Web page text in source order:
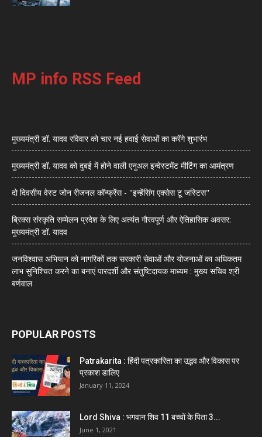
MP info RSS Feed
मुख्यमंत्री डॉ. यादव रविवार को चार नई हवाई सेवाओं का करेंगे शुभारंभ
मुख्यमंत्री डॉ. यादव को दुबई में होने वाली एनुअल इन्वेस्टमेंट मीटिंग का आमंत्रण
दो दिवसीय वेस्ट जोन रीजनल कॉन्फ्रेंस - "इन्हेंसिंग एक्सेस टू जस्टिस"
ब्रिक्स संस्कृति सम्मेलन प्रदेश के लिए अत्यंत गौरवपूर्ण और ऐतिहासिक अवसर:
मुख्यमंत्री डॉ. यादव
जनविश्वास अभियान को नागरिकों तक सरकारी सेवाओं और योजनाओं का अधिकतम
लाभ सुनिश्चित करने का बनाएं पारदर्शी और संतुष्टिदायक माध्यम : मुख्य सचिव श्री
बर्णवाल
POPULAR POSTS
Patrakarita : हिंदी पत्रकारिता का उद्भव और विकास पर
प्रकाश डालिए
January 11, 2024
Lord Shiva : भगवान शिव 11 बच्चों के पिता 3...
June 1, 2021